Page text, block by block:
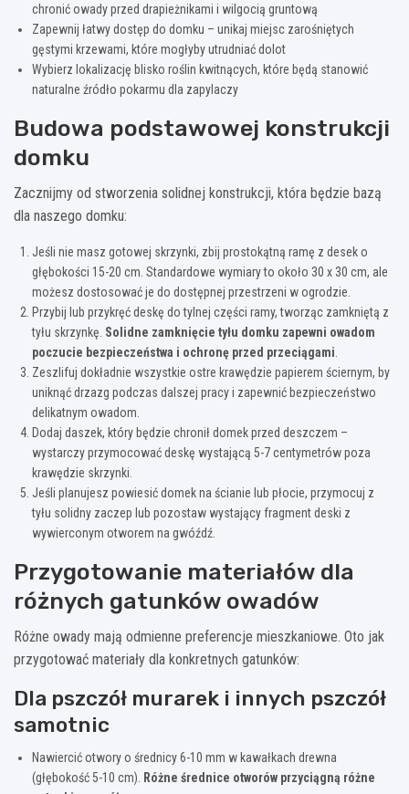
chronić owady przed drapieżnikami i wilgocią gruntową
Zapewnij łatwy dostęp do domku – unikaj miejsc zarośniętych
gęstymi krzewami, które mogłyby utrudniać dolot
Wybierz lokalizację blisko roślin kwitnących, które będą stanowić
naturalne źródło pokarmu dla zapylaczy
Budowa podstawowej konstrukcji
domku
Zacznijmy od stworzenia solidnej konstrukcji, która będzie bazą
dla naszego domku:
Jeśli nie masz gotowej skrzynki, zbij prostokątną ramę z desek o
głębokości 15-20 cm. Standardowe wymiary to około 30 x 30 cm, ale
możesz dostosować je do dostępnej przestrzeni w ogrodzie.
Przybij lub przykręć deskę do tylnej części ramy, tworząc zamkniętą z
tyłu skrzynkę. Solidne zamknięcie tyłu domku zapewni owadom
poczucie bezpieczeństwa i ochronę przed przeciągami
Zeszlifuj dokładnie wszystkie ostre krawędzie papierem ściernym, by
uniknąć drzazg podczas dalszej pracy i zapewnić bezpieczeństwo
delikatnym owadom.
Dodaj daszek, który będzie chronił domek przed deszczem –
wystarczy przymocować deskę wystającą 5-7 centymetrów poza
krawędzie skrzynki.
Jeśli planujesz powiesić domek na ścianie lub płocie, przymocuj z
tyłu solidny zaczep lub pozostaw wystający fragment deski z
wywierconym otworem na gwóźdź.
Przygotowanie materiałów dla
różnych gatunków owadów
Różne owady mają odmienne preferencje mieszkaniowe. Oto jak
przygotować materiały dla konkretnych gatunków:
Dla pszczół murarek i innych pszczół
samotnic
Nawiercić otwory o średnicy 6-10 mm w kawałkach drewna
(głębokość 5-10 cm).
Różne średnice otworów przyciągną różne